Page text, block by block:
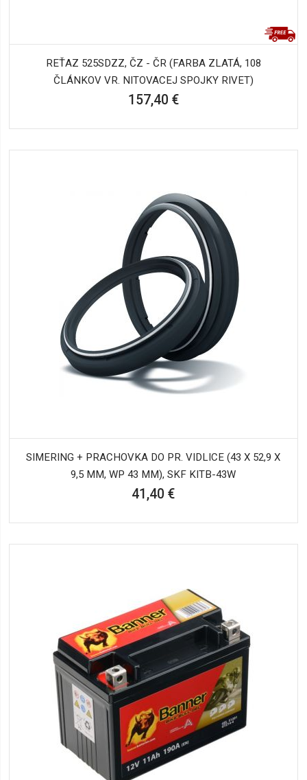
REŤAZ 525SDZZ, ČZ - ČR (FARBA ZLATÁ, 108
ČLÁNKOV VR. NITOVACEJ SPOJKY RIVET)
157,40 €
SIMERING + PRACHOVKA DO PR. VIDLICE (43 X 52,9 X
9,5 MM, WP 43 MM), SKF KITB-43W
41,40 €